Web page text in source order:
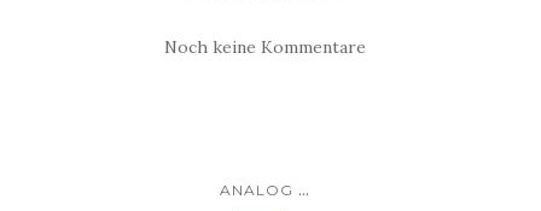
Noch keine Kommentare
ANALOG ...